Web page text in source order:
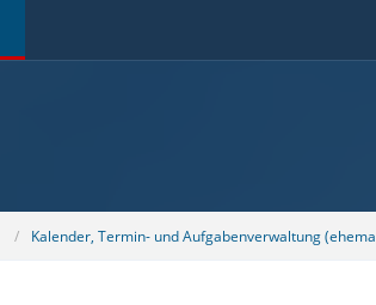
Kalender, Termin- und Aufgabenverwaltung